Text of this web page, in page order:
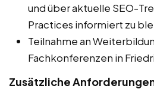
und über aktuelle SEO-
Practices informiert zu
Teilnahme an
Fachkonferenzen in
Zusätzliche